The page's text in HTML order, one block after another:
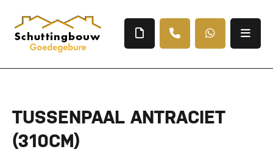
TUSSENPAAL ANTRACIET
(310CM)